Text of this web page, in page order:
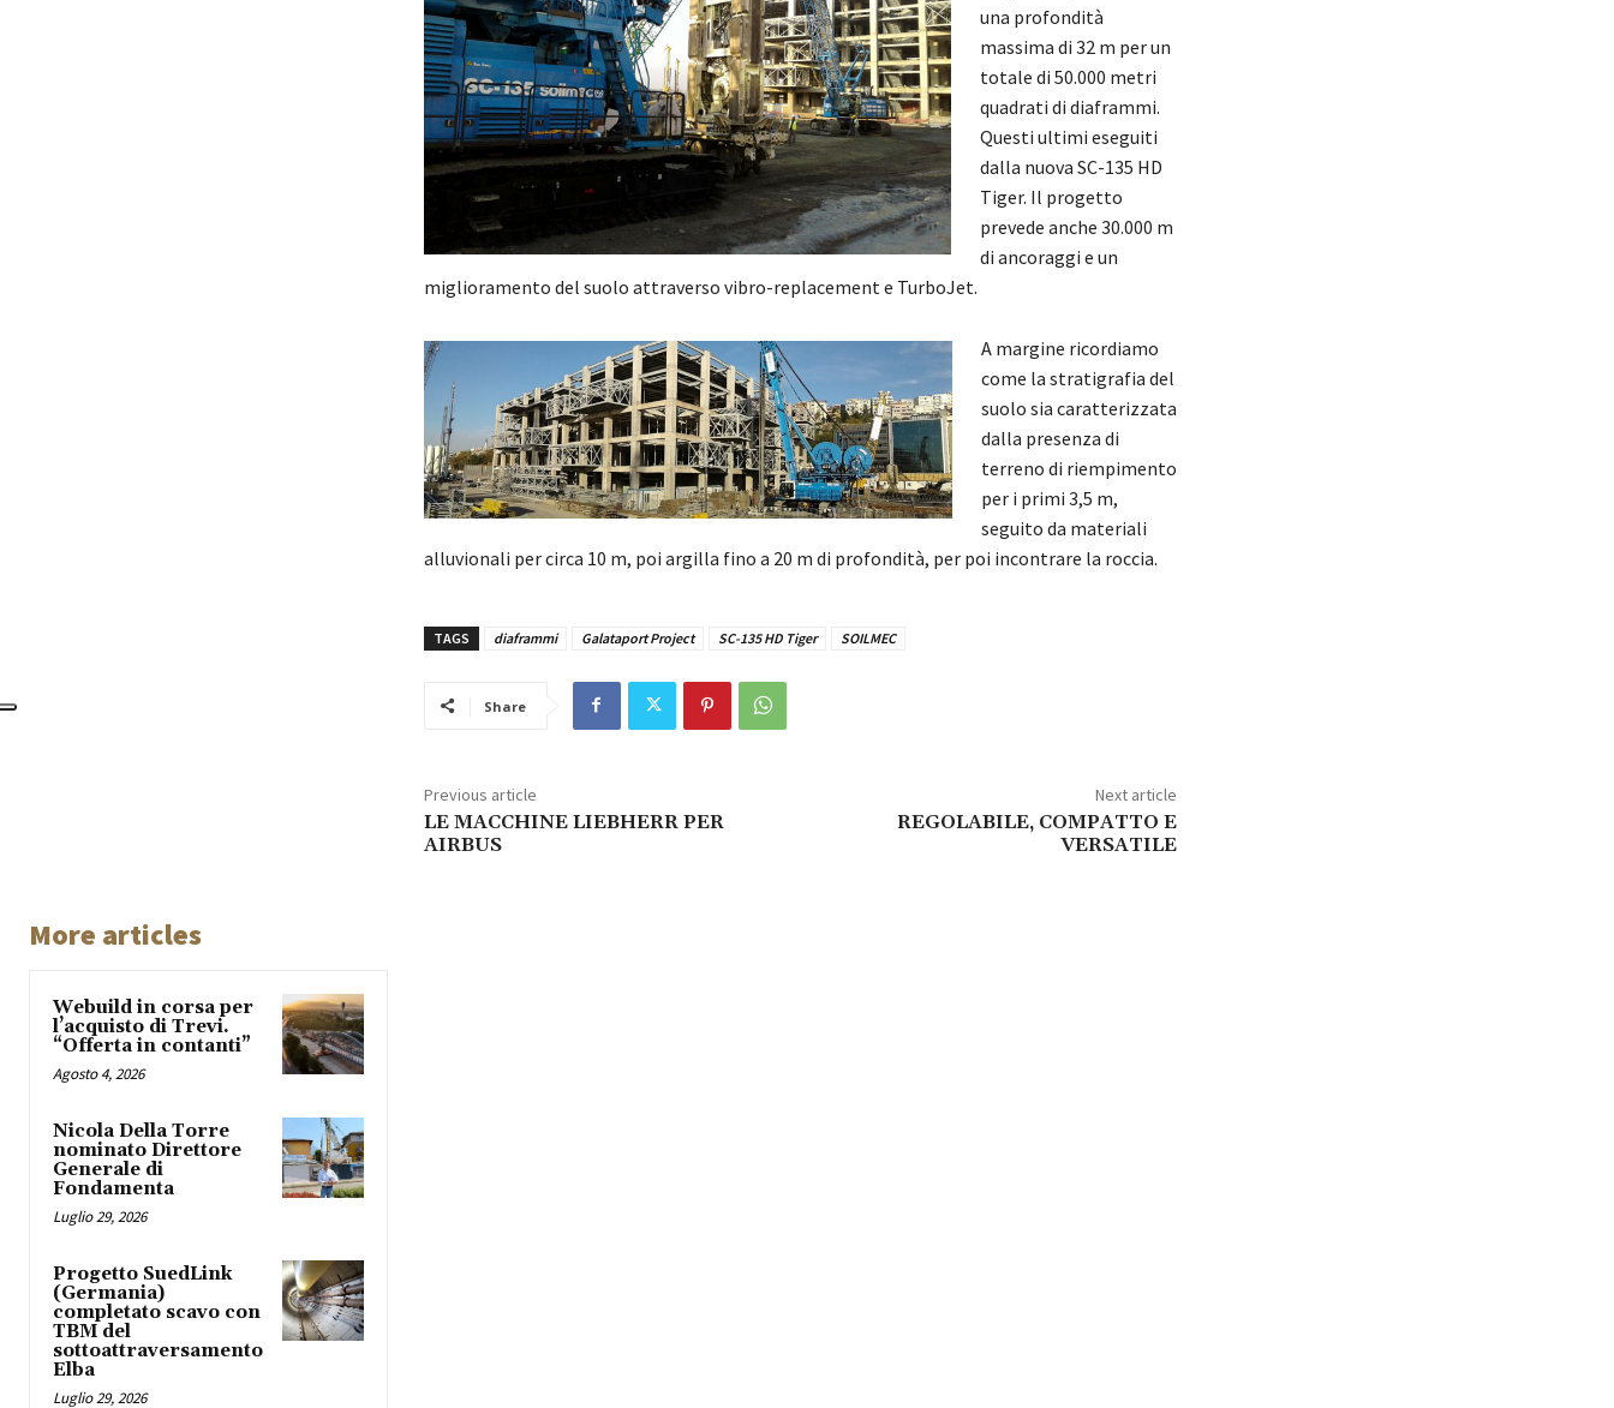
una profondità
massima di 32 m per un
totale di 50.000 metri
quadrati di diaframmi.
Questi ultimi eseguiti
dalla nuova SC-135 HD
Tiger. Il progetto
prevede anche 30.000 m
di ancoraggi e un
miglioramento del suolo attraverso vibro-replacement e TurboJet.
A margine ricordiamo
come la stratigrafia del
suolo sia caratterizzata
dalla presenza di
terreno di riempimento
per i primi 3,5 m,
seguito da materiali
alluvionali per circa 10 m, poi argilla fino a 20 m di profondità, per poi incontrare la roccia.
TAGS diaframmi Galataport Project SC-135 HD Tiger SOILMEC
Share
Previous article
LE MACCHINE LIEBHERR PER
AIRBUS
Next article
REGOLABILE, COMPATTO E
VERSATILE
More articles
Webuild in corsa per
l’acquisto di Trevi.
“Offerta in contanti”
Agosto 4, 2026
Nicola Della Torre
nominato Direttore
Generale di
Fondamenta
Luglio 29, 2026
Progetto SuedLink
(Germania)
completato scavo con
TBM del
sottoattraversamento
Elba
Luglio 29, 2026